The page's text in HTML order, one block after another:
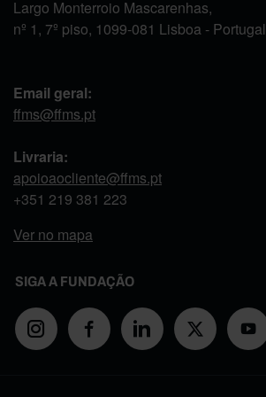
Largo Monterroio Mascarenhas,
nº 1, 7º piso, 1099-081 Lisboa - Portugal
Email geral:
ffms@ffms.pt
Livraria:
apoioaocliente@ffms.pt
+351 219 381 223
Ver no mapa
SIGA A FUNDAÇÃO